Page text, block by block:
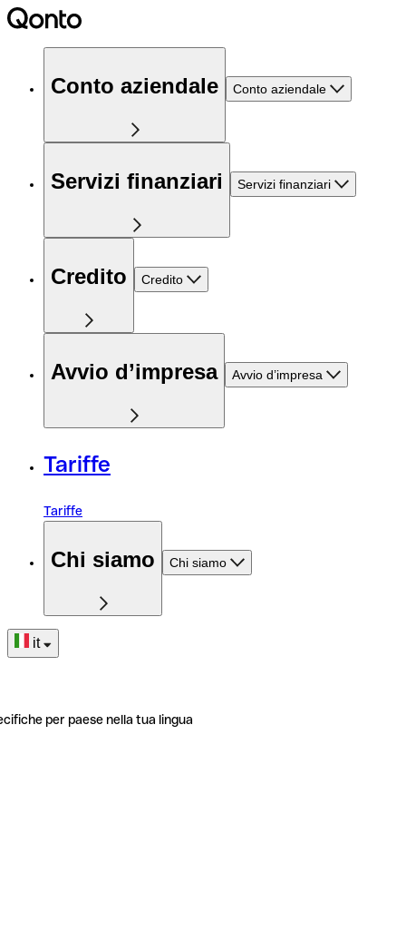
Conto aziendale Conto aziendale
Servizi finanziari Servizi finanziari
Credito Credito
Avvio d’impresa Avvio d’impresa
Tariffe
Tariffe
Chi siamo Chi siamo
it
per paese nella tua lingua